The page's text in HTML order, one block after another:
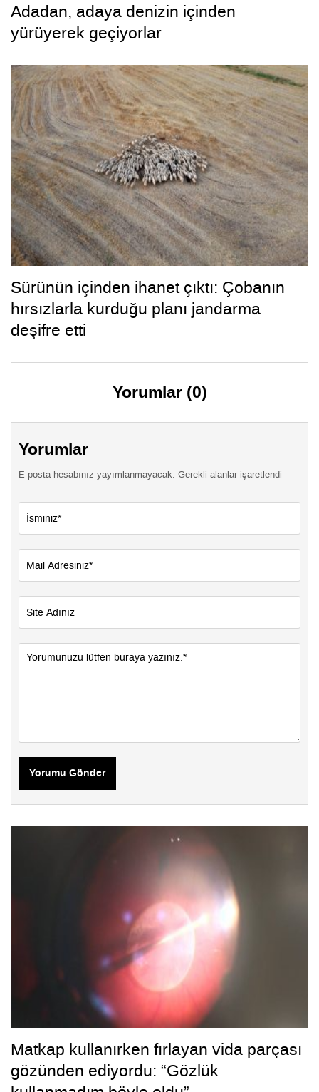
Adadan, adaya denizin içinden
yürüyerek geçiyorlar
Sürünün içinden ihanet çıktı: Çobanın
hırsızlarla kurduğu planı jandarma
deşifre etti
Yorumlar (0)
Yorumlar
E-posta hesabınız yayımlanmayacak. Gerekli alanlar işaretlendi
Yorumu Gönder
Matkap kullanırken fırlayan vida parçası
gözünden ediyordu: “Gözlük